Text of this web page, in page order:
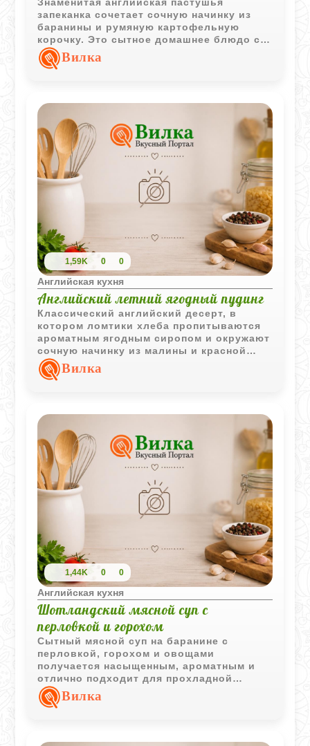
запеканка сочетает сочную начинку из
баранины и румяную картофельную
корочку. Это сытное домашнее блюдо с
насыщенным вкусом и простыми
ингредиентами, проверенное временем.
Вилка
1,59K 0 0
Английская кухня
Английский летний ягодный пудинг
Классический английский десерт, в
котором ломтики хлеба пропитываются
ароматным ягодным сиропом и окружают
сочную начинку из малины и красной
смородины. После охлаждения пудинг
приобретает красивую форму и
Вилка
1,44K 0 0
Английская кухня
Шотландский мясной суп с
перловкой и горохом
Сытный мясной суп на баранине с
перловкой, горохом и овощами
получается насыщенным, ароматным и
отлично подходит для прохладной
погоды. Простое сочетание продуктов
создает глубокий вкус без сложных
Вилка